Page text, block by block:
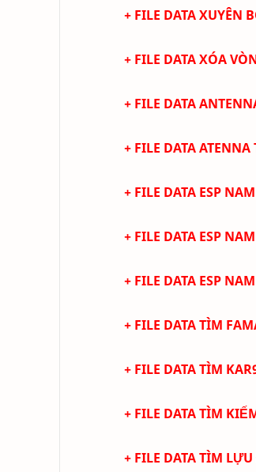
+ FILE DATA XUYÊN
+ FILE DATA XÓA
+ FILE DATA
+ FILE DATA
+ FILE DATA ESP
+ FILE DATA ESP
+ FILE DATA ESP
+ FILE DATA TÌM
+ FILE DATA TÌM
+ FILE DATA TÌM
+ FILE DATA TÌM